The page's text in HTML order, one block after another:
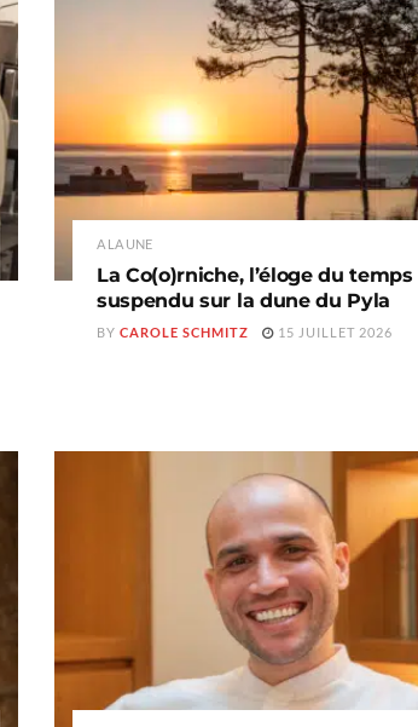
A LA UNE
La Co(o)rniche, l’éloge du temps
suspendu sur la dune du Pyla
BY CAROLE SCHMITZ 15 JUILLET 2026